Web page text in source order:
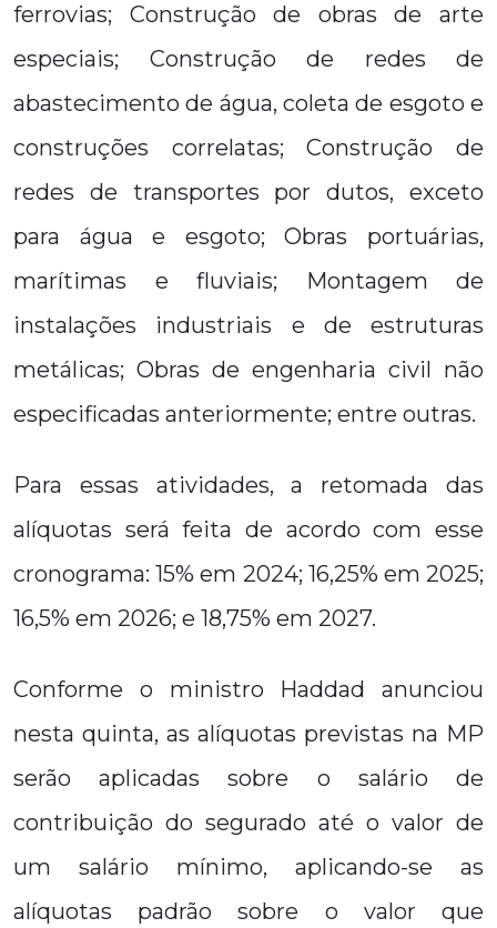
ferrovias; Construção de obras de arte
especiais; Construção de redes de
abastecimento de água, coleta de esgoto e
construções correlatas; Construção de
redes de transportes por dutos, exceto
para água e esgoto; Obras portuárias,
marítimas e fluviais; Montagem de
instalações industriais e de estruturas
metálicas; Obras de engenharia civil não
especificadas anteriormente; entre outras.
Para essas atividades, a retomada das
alíquotas será feita de acordo com esse
cronograma: 15% em 2024; 16,25% em 2025;
16,5% em 2026; e 18,75% em 2027.
Conforme o ministro Haddad anunciou
nesta quinta, as alíquotas previstas na MP
serão aplicadas sobre o salário de
contribuição do segurado até o valor de
um salário mínimo, aplicando-se as
alíquotas padrão sobre o valor que